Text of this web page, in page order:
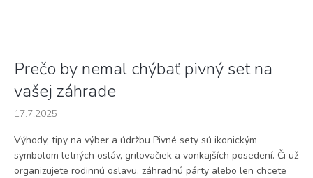
Prečo by nemal chýbať pivný set na
vašej záhrade
17.7.2025
Výhody, tipy na výber a údržbu Pivné sety sú ikonickým
symbolom letných osláv, grilovačiek a vonkajších posedení. Či už
organizujete rodinnú oslavu, záhradnú párty alebo len chcete